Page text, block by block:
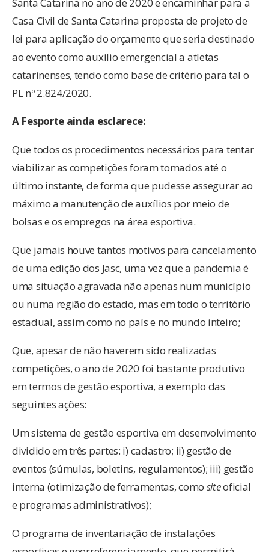
Santa Catarina no ano de 2020 e encaminhar para a
Casa Civil de Santa Catarina proposta de projeto de
lei para aplicação do orçamento que seria destinado
ao evento como auxílio emergencial a atletas
catarinenses, tendo como base de critério para tal o
PL nº 2.824/2020.
A Fesporte ainda esclarece:
Que todos os procedimentos necessários para tentar
viabilizar as competições foram tomados até o
último instante, de forma que pudesse assegurar ao
máximo a manutenção de auxílios por meio de
bolsas e os empregos na área esportiva.
Que jamais houve tantos motivos para cancelamento
de uma edição dos Jasc, uma vez que a pandemia é
uma situação agravada não apenas num município
ou numa região do estado, mas em todo o território
estadual, assim como no país e no mundo inteiro;
Que, apesar de não haverem sido realizadas
competições, o ano de 2020 foi bastante produtivo
em termos de gestão esportiva, a exemplo das
seguintes ações:
Um sistema de gestão esportiva em desenvolvimento
dividido em três partes: i) cadastro; ii) gestão de
eventos (súmulas, boletins, regulamentos); iii) gestão
interna (otimização de ferramentas, como siteoficial
e programas administrativos);
O programa de inventariação de instalações